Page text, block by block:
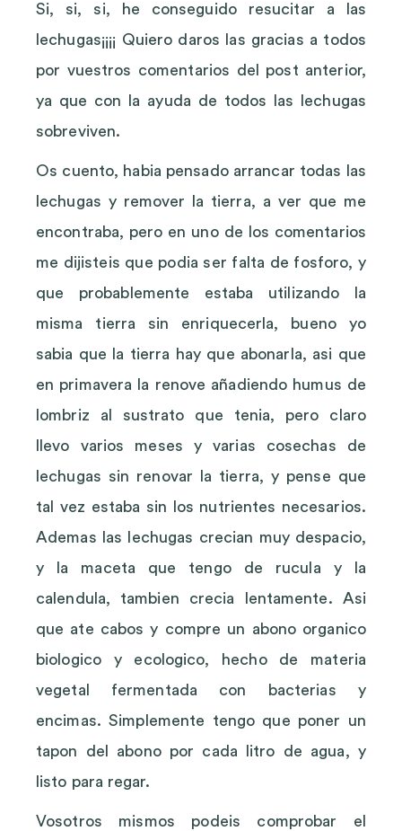
Si, si, si, he conseguido resucitar a las
lechugas¡¡¡¡ Quiero daros las gracias a todos
por vuestros comentarios del post anterior,
ya que con la ayuda de todos las lechugas
sobreviven.
Os cuento, habia pensado arrancar todas las
lechugas y remover la tierra, a ver que me
encontraba, pero en uno de los comentarios
me dijisteis que podia ser falta de fosforo, y
que probablemente estaba utilizando la
misma tierra sin enriquecerla, bueno yo
sabia que la tierra hay que abonarla, asi que
en primavera la renove añadiendo humus de
lombriz al sustrato que tenia, pero claro
llevo varios meses y varias cosechas de
lechugas sin renovar la tierra, y pense que
tal vez estaba sin los nutrientes necesarios.
Ademas las lechugas crecian muy despacio,
y la maceta que tengo de rucula y la
calendula, tambien crecia lentamente. Asi
que ate cabos y compre un abono organico
biologico y ecologico, hecho de materia
vegetal fermentada con bacterias y
encimas. Simplemente tengo que poner un
tapon del abono por cada litro de agua, y
listo para regar.
Vosotros mismos podeis comprobar el